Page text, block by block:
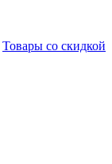
Товары со скидкой